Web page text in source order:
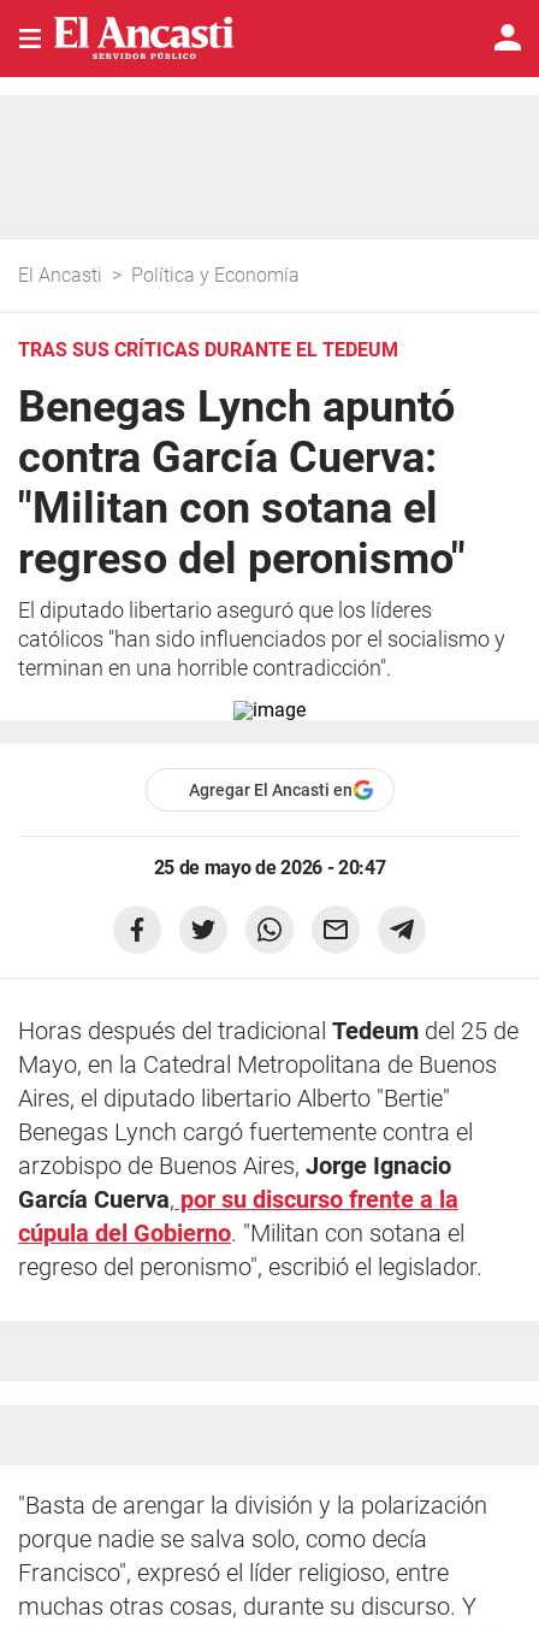
El Ancasti > Política y Economía
TRAS SUS CRÍTICAS DURANTE EL TEDEUM
Benegas Lynch apuntó
contra García Cuerva:
"Militan con sotana el
regreso del peronismo"
El diputado libertario aseguró que los líderes
católicos "han sido influenciados por el socialismo y
terminan en una horrible contradicción".
Agregar El Ancasti en
25 de mayo de 2026 - 20:47
Horas después del tradicional Tedeum del 25 de
Mayo, en la Catedral Metropolitana de Buenos
Aires, el diputado libertario Alberto "Bertie"
Benegas Lynch cargó fuertemente contra el
arzobispo de Buenos Aires, Jorge Ignacio
García Cuerva, por su discurso frente a la
cúpula del Gobierno. "Militan con sotana el
regreso del peronismo", escribió el legislador.
"Basta de arengar la división y la polarización
porque nadie se salva solo, como decía
Francisco", expresó el líder religioso, entre
muchas otras cosas, durante su discurso. Y